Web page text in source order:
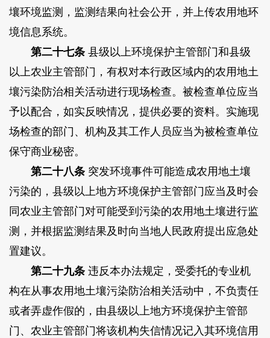
壤环境监测，监测结果向社会公开，并上传农用地环
境信息系统。
第二十七条县级以上环境保护主管部门和县级
以上农业主管部门，有权对本行政区域内的农用地土
壤污染防治相关活动进行现场检查。被检查单位应当
予以配合，如实反映情况，提供必要的资料。实施现
场检查的部门、机构及其工作人员应当为被检查单位
保守商业秘密。
第二十八条突发环境事件可能造成农用地土壤
污染的，县级以上地方环境保护主管部门应当及时会
同农业主管部门对可能受到污染的农用地土壤进行监
测，并根据监测结果及时向当地人民政府提出应急处
置建议。
第二十九条违反本办法规定，受委托的专业机
构在从事农用地土壤污染防治相关活动中，不负责任
或者弄虚作假的，由县级以上地方环境保护主管部
门、农业主管部门将该机构失信情况记入其环境信用